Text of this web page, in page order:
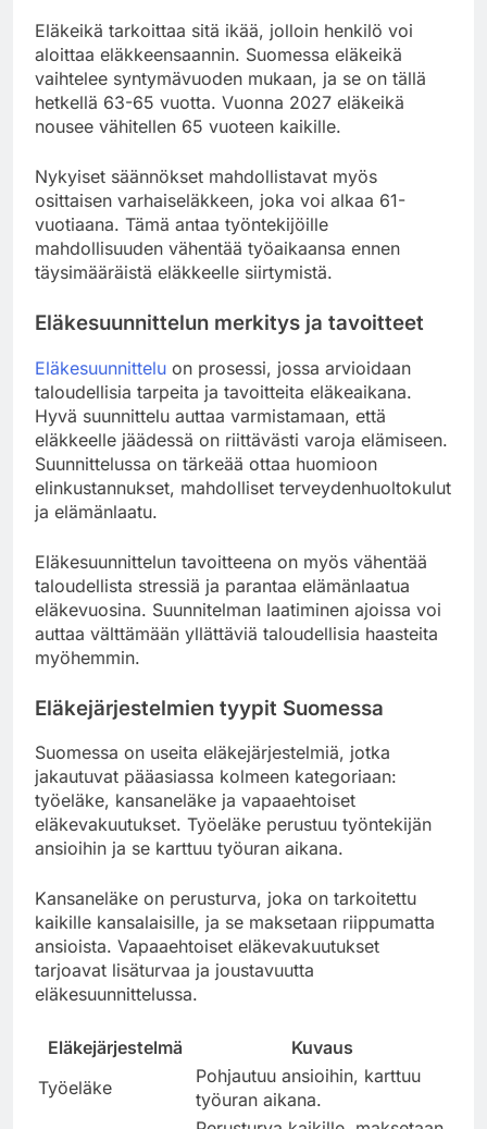
Eläkeikä tarkoittaa sitä ikää, jolloin henkilö voi
aloittaa eläkkeensaannin. Suomessa eläkeikä
vaihtelee syntymävuoden mukaan, ja se on tällä
hetkellä 63-65 vuotta. Vuonna 2027 eläkeikä
nousee vähitellen 65 vuoteen kaikille.
Nykyiset säännökset mahdollistavat myös
osittaisen varhaiseläkkeen, joka voi alkaa 61-
vuotiaana. Tämä antaa työntekijöille
mahdollisuuden vähentää työaikaansa ennen
täysimääräistä eläkkeelle siirtymistä.
Eläkesuunnittelun merkitys ja tavoitteet
Eläkesuunnittelu on prosessi, jossa arvioidaan
taloudellisia tarpeita ja tavoitteita eläkeaikana.
Hyvä suunnittelu auttaa varmistamaan, että
eläkkeelle jäädessä on riittävästi varoja elämiseen.
Suunnittelussa on tärkeää ottaa huomioon
elinkustannukset, mahdolliset terveydenhuoltokulut
ja elämänlaatu.
Eläkesuunnittelun tavoitteena on myös vähentää
taloudellista stressiä ja parantaa elämänlaatua
eläkevuosina. Suunnitelman laatiminen ajoissa voi
auttaa välttämään yllättäviä taloudellisia haasteita
myöhemmin.
Eläkejärjestelmien tyypit Suomessa
Suomessa on useita eläkejärjestelmiä, jotka
jakautuvat pääasiassa kolmeen kategoriaan:
työeläke, kansaneläke ja vapaaehtoiset
eläkevakuutukset. Työeläke perustuu työntekijän
ansioihin ja se karttuu työuran aikana.
Kansaneläke on perusturva, joka on tarkoitettu
kaikille kansalaisille, ja se maksetaan riippumatta
ansioista. Vapaaehtoiset eläkevakuutukset
tarjoavat lisäturvaa ja joustavuutta
eläkesuunnittelussa.
Eläkejärjestelmä
Kuvaus
Työeläke
Pohjautuu ansioihin, karttuu
työuran aikana.